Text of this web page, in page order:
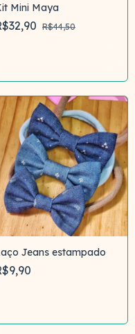
Mini Maya
R$44,50
Jeans estampado